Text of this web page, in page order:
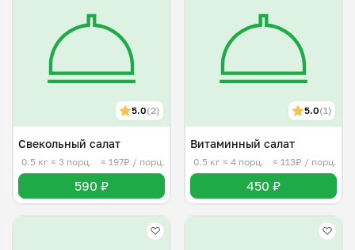
5.0(2)
Свекольный салат
0.5 кг ≈ 3 порц. ≈ 197₽ / порц.
590 ₽
5.0(1)
Витаминный салат
0.5 кг ≈ 4 порц. ≈ 113₽ / порц.
450 ₽